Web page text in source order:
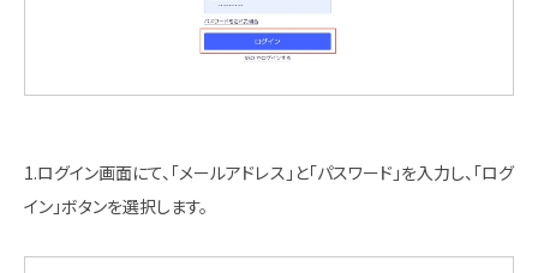
1.ログイン画面にて、「メールアドレス」と「パスワード」を入力し、「ログ
イン」ボタンを選択します。